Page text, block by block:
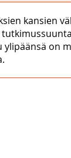
kansien
ylipäänsä on